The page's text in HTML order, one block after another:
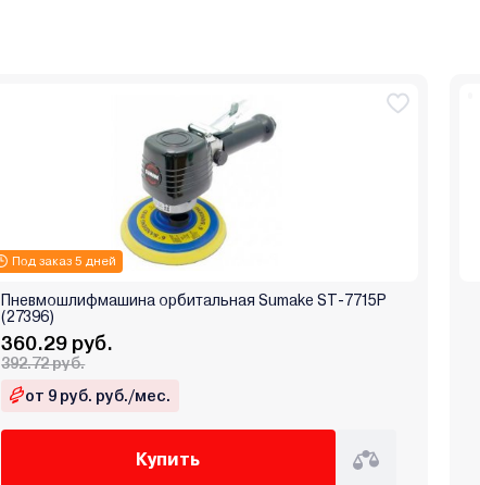
Под заказ 5 дней
Пневмошлифмашина орбитальная Sumake ST-7715P
(27396)
360.29 руб.
392.72 руб.
от 9 руб. руб./мес.
Купить